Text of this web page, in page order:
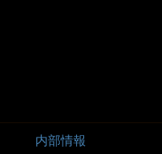
内部情報